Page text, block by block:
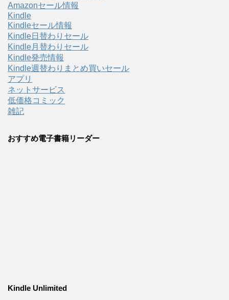
Amazonセール情報
Kindle
Kindleセール情報
Kindle日替わりセール
Kindle月替わりセール
Kindle発売情報
Kindle週替わりまとめ買いセール
アプリ
ネットサービス
低価格コミック
雑記
おすすめ電子書籍リーダー
Kindle Unlimited